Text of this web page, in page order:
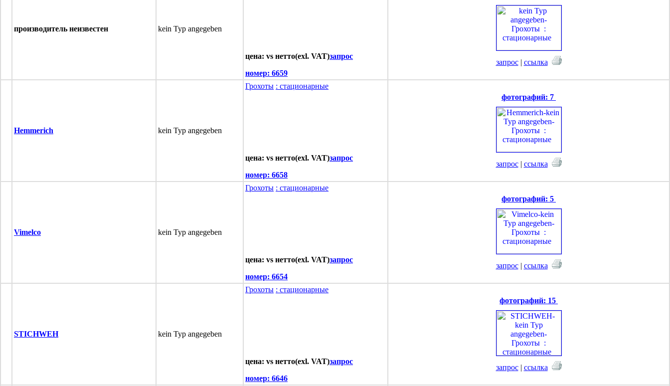
производитель неизвестен kein Typ angegeben
цена: vs нетто(exl. VAT)запрос
номер: 6659
запрос| ссылка
Hemmerich kein Typ angegeben
Грохоты : стационарные
цена: vs нетто(exl. VAT)запрос
номер: 6658
фотографий: 7
запрос| ссылка
Vimelco kein Typ angegeben
Грохоты : стационарные
цена: vs нетто(exl. VAT)запрос
номер: 6654
фотографий: 5
запрос| ссылка
STICHWEH kein Typ angegeben
Грохоты : стационарные
цена: vs нетто(exl. VAT)запрос
номер: 6646
фотографий: 15
запрос| ссылка